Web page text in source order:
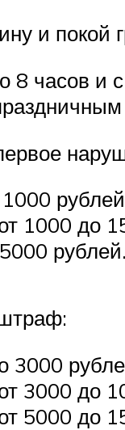
и покой
8 часов и
первое
1000 до
рублей.
3000
3000 до
5000 до